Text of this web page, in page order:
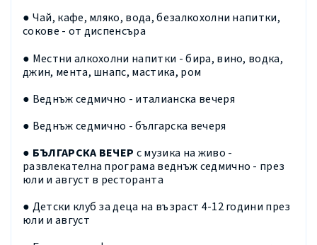
● Чай, кафе, мляко, вода, безалкохолни напитки,
сокове - от диспенсъра
● Местни алкохолни напитки - бира, вино, водка,
джин, мента, шнапс, мастика, ром
● Веднъж седмично - италианска вечеря
● Веднъж седмично - българска вечеря
● БЪЛГАРСКА ВЕЧЕР с музика на живо -
развлекателна програма веднъж седмично - през
юли и август в ресторанта
● Детски клуб за деца на възраст 4-12 години през
юли и август